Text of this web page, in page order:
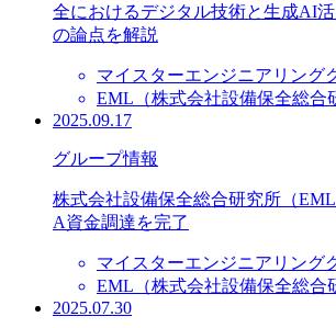
全におけるデジタル技術と生成AI
の論点を解説
マイスターエンジニアリング
EML（株式会社設備保全総合
2025.09.17
グループ情報
株式会社設備保全総合研究所（
A資金調達を完了
マイスターエンジニアリング
EML（株式会社設備保全総合
2025.07.30